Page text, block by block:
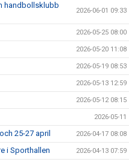
handbollsklubb
2026-06-01 09:33
2026-05-25 08:00
2026-05-20 11:08
2026-05-19 08:53
2026-05-13 12:59
2026-05-12 08:15
2026-05-11
25-27 april 2026-04-17 08:08
i Sporthallen 2026-04-13 07:59